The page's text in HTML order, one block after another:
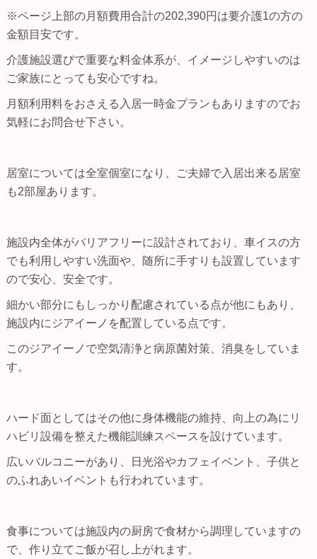
※ページ上部の月額費用合計の202,390円は要介護1の方の
金額目安です。
介護施設選びで重要な料金体系が、イメージしやすいのは
ご家族にとっても安心ですね。
月額利用料をおさえる入居一時金プランもありますのでお
気軽にお問合せ下さい。
居室については全室個室になり、ご夫婦で入居出来る居室
も2部屋あります。
施設内全体がバリアフリーに設計されており、車イスの方
でも利用しやすい洗面や、随所に手すりも設置しています
ので安心、安全です。
細かい部分にもしっかり配慮されている点が他にもあり、
施設内にジアイーノを配置している点です。
このジアイーノで空気清浄と病原菌対策、消臭をしていま
す。
ハード面としてはその他に身体機能の維持、向上の為にリ
ハビリ設備を整えた機能訓練スペースを設けています。
広いバルコニーがあり、日光浴やカフェイベント、子供と
のふれあいイベントも行われています。
食事については施設内の厨房で食材から調理していますの
で、作り立てご飯が召し上がれます。